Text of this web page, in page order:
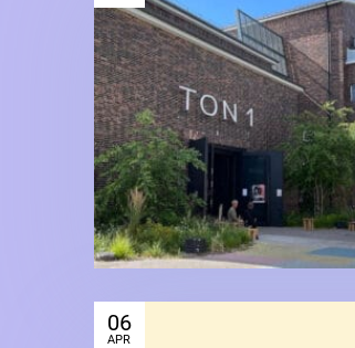
|
06
APR